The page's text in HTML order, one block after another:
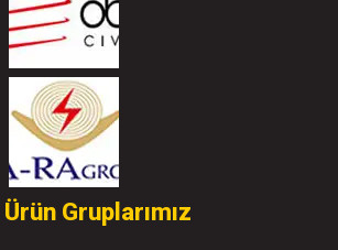
Ürün Gruplarımız